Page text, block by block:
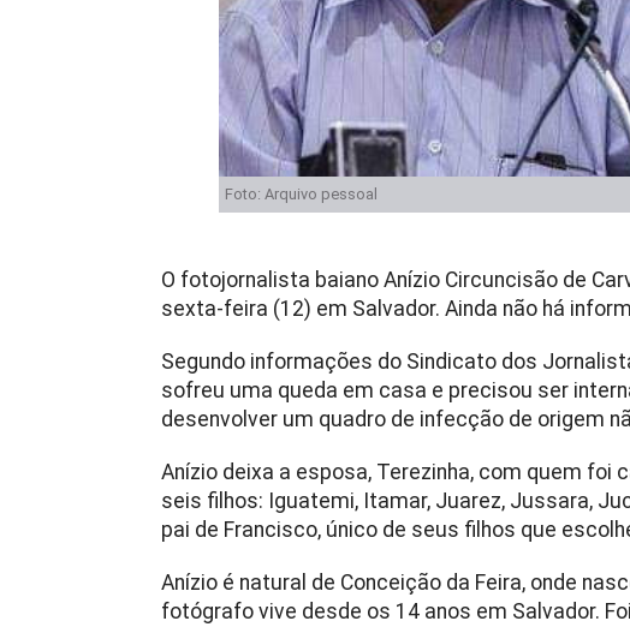
Foto: Arquivo pessoal
O fotojornalista baiano Anízio Circuncisão de
sexta-feira (12) em Salvador. Ainda não há
Segundo informações do Sindicato dos
sofreu uma queda em casa e precisou ser
desenvolver um quadro de infecção de origem
Anízio deixa a esposa, Terezinha, com quem foi
seis filhos: Iguatemi, Itamar, Juarez, Jussara,
pai de Francisco, único de seus filhos que
Anízio é natural de Conceição da Feira, onde
fotógrafo vive desde os 14 anos em Salvador.